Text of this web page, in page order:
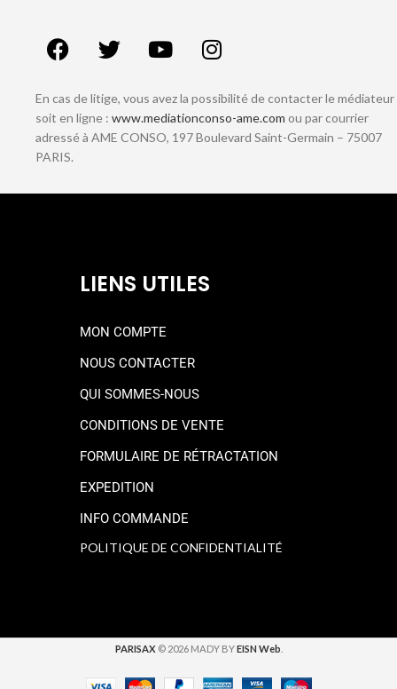
En cas de litige, vous avez la possibilité de contacter le médiateur
soit en ligne : www.mediationconso-ame.com ou par courrier
adressé à AME CONSO, 197 Boulevard Saint-Germain – 75007
PARIS.
LIENS UTILES
MON COMPTE
NOUS CONTACTER
QUI SOMMES-NOUS
CONDITIONS DE VENTE
FORMULAIRE DE RÉTRACTATION
EXPEDITION
INFO COMMANDE
POLITIQUE DE CONFIDENTIALITÉ
PARISAX© 2026 MADY BYEISN Web